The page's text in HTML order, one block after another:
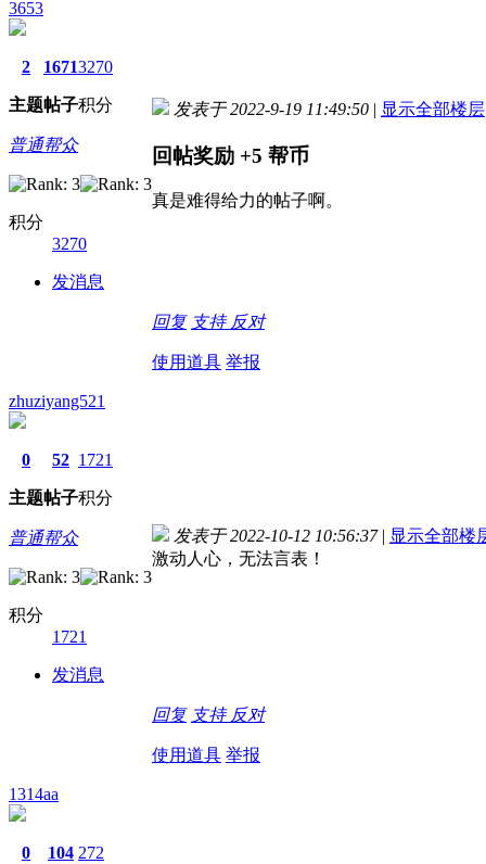
3653
2
主题
1671
帖子
3270
积分
普通帮众
积分
3270
发消息
发表于 2022-9-19 11:49:50 | 显示全部楼层
回帖奖励 +5 帮币
真是难得给力的帖子啊。
回复 支持 反对
使用道具 举报
zhuziyang521
0
主题
52
帖子
1721
积分
普通帮众
积分
1721
发消息
发表于 2022-10-12 10:56:37 | 显示全部楼
激动人心，无法言表！
回复 支持 反对
使用道具 举报
1314aa
0 104 272